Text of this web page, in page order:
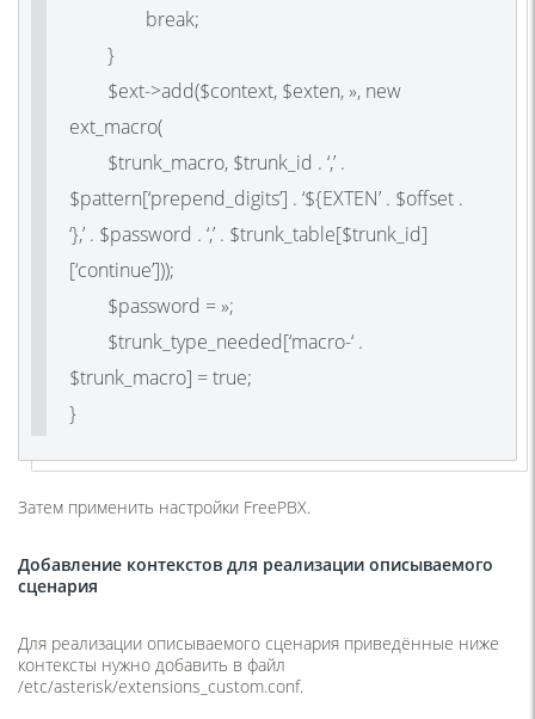
break;
}
$ext->add($context, $exten, », new
ext_macro(
$trunk_macro, $trunk_id . ‘,’ .
$pattern[‘prepend_digits’] . ‘${EXTEN’ . $offset .
‘},’ . $password . ‘,’ . $trunk_table[$trunk_id]
[‘continue’]));
$password = »;
$trunk_type_needed[‘macro-‘ .
$trunk_macro] = true;
}
Затем применить настройки FreePBX.
Добавление контекстов для реализации описываемого
сценария
Для реализации описываемого сценария приведённые ниже
контексты нужно добавить в файл
/etc/asterisk/extensions_custom.conf.